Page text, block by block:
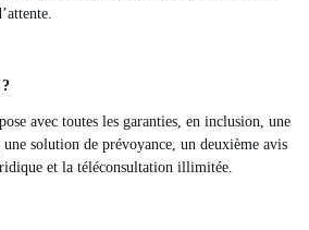
avec toutes les garanties, en inclusion, une
solution de prévoyance, un deuxième avis
et la téléconsultation illimitée.